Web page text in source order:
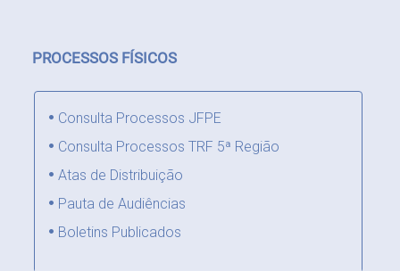
PROCESSOS FÍSICOS
Consulta Processos JFPE
Consulta Processos TRF 5ª Região
Atas de Distribuição
Pauta de Audiências
Boletins Publicados